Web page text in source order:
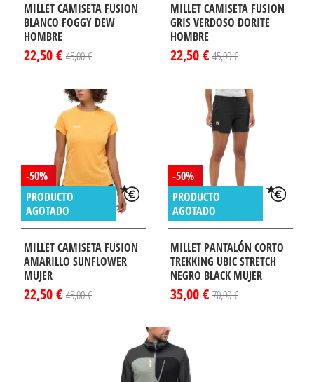
MILLET CAMISETA FUSION
BLANCO FOGGY DEW
HOMBRE
22,50 € 45,00 €
MILLET CAMISETA FUSION
GRIS VERDOSO DORITE
HOMBRE
22,50 € 45,00 €
-50%
PRODUCTO
AGOTADO
MILLET CAMISETA FUSION
AMARILLO SUNFLOWER
MUJER
22,50 € 45,00 €
-50%
PRODUCTO
AGOTADO
MILLET PANTALÓN CORTO
TREKKING UBIC STRETCH
NEGRO BLACK MUJER
35,00 € 70,00 €